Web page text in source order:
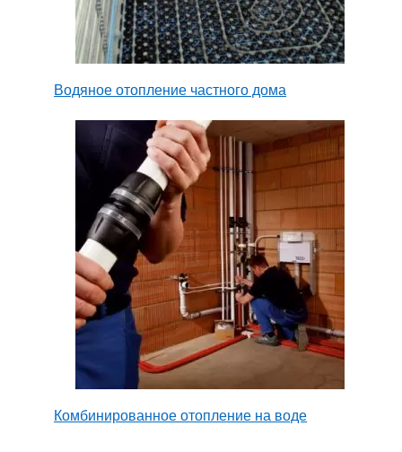
Водяное отопление частного дома
Комбинированное отопление на воде